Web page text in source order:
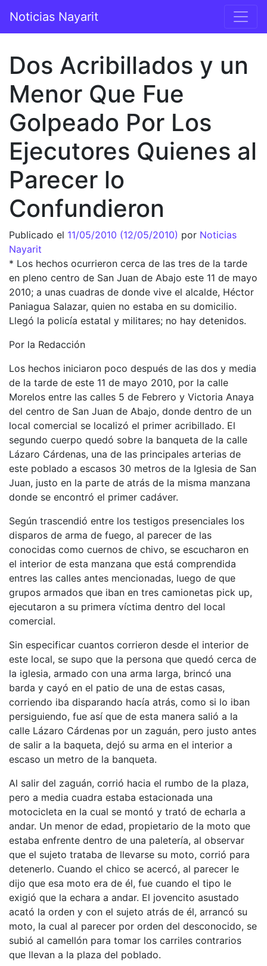
Navegación principal
Noticias Nayarit
Dos Acribillados y un
Menor Que Fue
Golpeado Por Los
Ejecutores Quienes al
Parecer lo
Confundieron
Publicado el 11/05/2010 (12/05/2010) por Noticias
Nayarit
* Los hechos ocurrieron cerca de las tres de la tarde
en pleno centro de San Juan de Abajo este 11 de mayo
2010; a unas cuadras de donde vive el alcalde, Héctor
Paniagua Salazar, quien no estaba en su domicilio.
Llegó la policía estatal y militares; no hay detenidos.
Por la Redacción
Los hechos iniciaron poco después de las dos y media
de la tarde de este 11 de mayo 2010, por la calle
Morelos entre las calles 5 de Febrero y Victoria Anaya
del centro de San Juan de Abajo, donde dentro de un
local comercial se localizó el primer acribillado. El
segundo cuerpo quedó sobre la banqueta de la calle
Lázaro Cárdenas, una de las principales arterias de
este poblado a escasos 30 metros de la Iglesia de San
Juan, justo en la parte de atrás de la misma manzana
donde se encontró el primer cadáver.
Según trascendió entre los testigos presenciales los
disparos de arma de fuego, al parecer de las
conocidas como cuernos de chivo, se escucharon en
el interior de esta manzana que está comprendida
entres las calles antes mencionadas, luego de que
grupos armados que iban en tres camionetas pick up,
ejecutaron a su primera víctima dentro del local
comercial.
Sin especificar cuantos corrieron desde el interior de
este local, se supo que la persona que quedó cerca de
la iglesia, armado con una arma larga, brincó una
barda y cayó en el patio de una de estas casas,
corriendo iba disparando hacía atrás, como si lo iban
persiguiendo, fue así que de esta manera salió a la
calle Lázaro Cárdenas por un zaguán, pero justo antes
de salir a la baqueta, dejó su arma en el interior a
escaso un metro de la banqueta.
Al salir del zaguán, corrió hacia el rumbo de la plaza,
pero a media cuadra estaba estacionada una
motocicleta en la cual se montó y trató de echarla a
andar. Un menor de edad, propietario de la moto que
estaba enfrente dentro de una paletería, al observar
que el sujeto trataba de llevarse su moto, corrió para
detenerlo. Cuando el chico se acercó, al parecer le
dijo que esa moto era de él, fue cuando el tipo le
exigió que la echara a andar. El jovencito asustado
acató la orden y con el sujeto atrás de él, arrancó su
moto, la cual al parecer por orden del desconocido, se
subió al camellón para tomar los carriles contrarios
que llevan a la plaza del poblado.